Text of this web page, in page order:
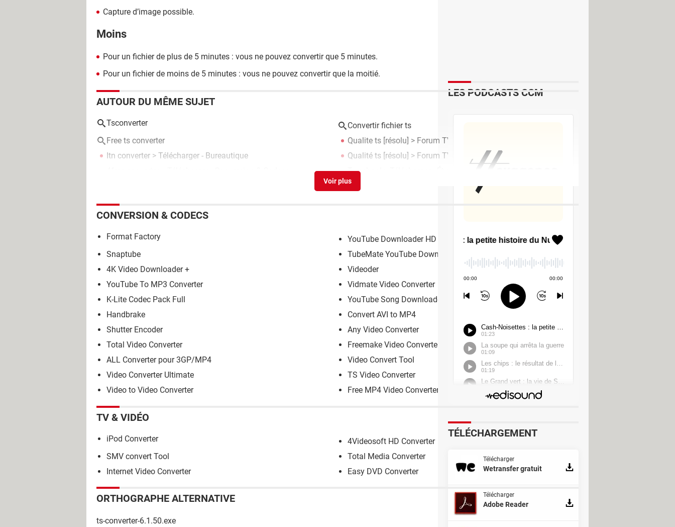
Capture d’image possible.
Moins
Pour un fichier de plus de 5 minutes : vous ne pouvez convertir que 5 minutes.
Pour un fichier de moins de 5 minutes : vous ne pouvez convertir que la moitié.
AUTOUR DU MÊME SUJET
Tsconverter
Convertir fichier ts
Free ts converter
Qualite ts [résolu] > Forum TV & Vidéo
Itn converter > Télécharger - Bureautique Qualité ts [résolu] > Forum TV & Vidéo
Ts school
CONVERSION & CODECS
Format Factory
YouTube Downloader HD
Snaptube
TubeMate YouTube Downloader
4K Video Downloader +
Videoder
YouTube To MP3 Converter
Vidmate Video Converter
K-Lite Codec Pack Full
YouTube Song Downloader
Handbrake
Convert AVI to MP4
Shutter Encoder
Any Video Converter
Total Video Converter
Freemake Video Converter
ALL Converter pour 3GP/MP4
Video Convert Tool
Video Converter Ultimate
TS Video Converter
Video to Video Converter
Free MP4 Video Converter
TV & VIDÉO
iPod Converter
4Videosoft HD Converter
SMV convert Tool
Total Media Converter
Internet Video Converter
Easy DVD Converter
ORTHOGRAPHE ALTERNATIVE
ts-converter-6.1.50.exe
LES PODCASTS CCM
TÉLÉCHARGEMENT
Télécharger
Wetransfer gratuit
Télécharger
Adobe Reader